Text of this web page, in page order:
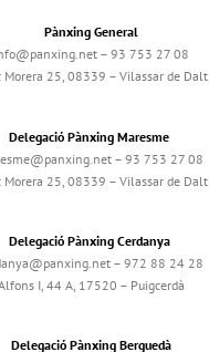
Pànxing General
– 93 753 27 08
Morera 25, 08339 – Vilassar de Dalt
Delegació Pànxing Maresme
– 93 753 27 08
Morera 25, 08339 – Vilassar de Dalt
Delegació Pànxing Cerdanya
– 972 88 24 28
I, 44 A, 17520 – Puigcerdà
Delegació Pànxing Berguedà